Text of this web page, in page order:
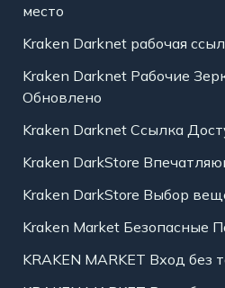
место
Kraken Darknet рабочая
Kraken Darknet Рабочие
Обновлено
Kraken Darknet Ссылка
Kraken DarkStore
Kraken DarkStore Выбор
Kraken Market Безопасные
KRAKEN MARKET Вход без